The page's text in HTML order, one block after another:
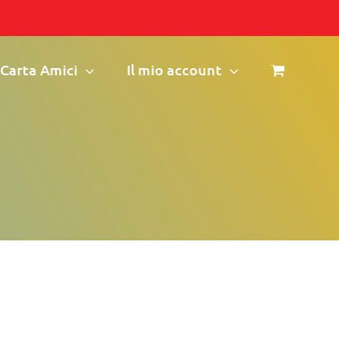
Carta Amici Il mio account